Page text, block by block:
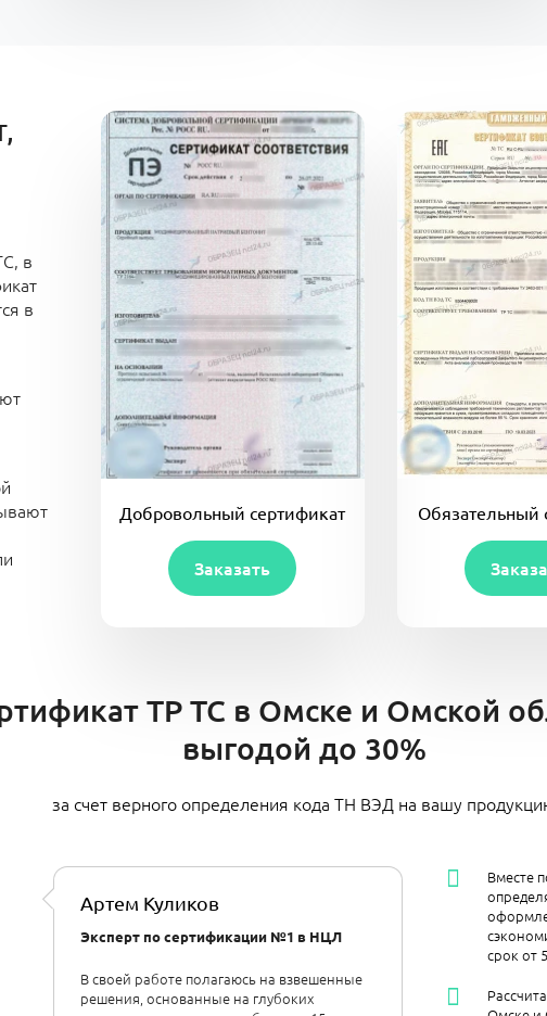
в
в
Добровольный сертификат
Заказать
Обязательный
ТР ТС в Омске и Омской
выгодой до 30%
за счет верного определения кода ТН ВЭД на вашу
Артем Куликов
Эксперт по сертификации №1 в НЦЛ
В своей работе полагаюсь на взвешенные
решения, основанные на глубоких
Вместе
срок от